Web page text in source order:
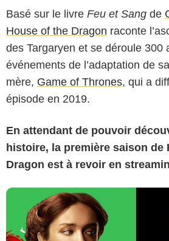
Basé sur le livre Feu et Sang de
House of the Dragon raconte
des Targaryen et se déroule 300
événements de l’adaptation de
mère, Game of Thrones, qui a
épisode en 2019.
En attendant de pouvoir
histoire, la première saison de
Dragon est à revoir en